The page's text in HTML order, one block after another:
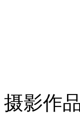
摄影作